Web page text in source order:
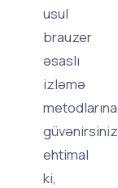
usul
brauzer
əsaslı
izləmə
metodlarına
ehtimal
ki,